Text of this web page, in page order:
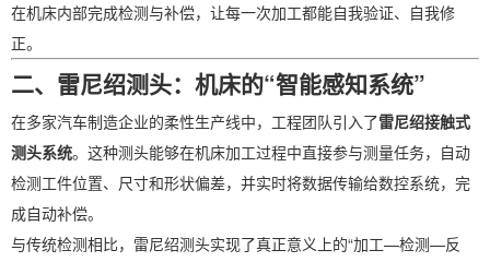
在机床内部完成检测与补偿，让每一次加工都能自我验证、自我修
正。
二、雷尼绍测头：机床的“智能感知系统”
在多家汽车制造企业的柔性生产线中，工程团队引入了雷尼绍接触式
测头系统。这种测头能够在机床加工过程中直接参与测量任务，自动
检测工件位置、尺寸和形状偏差，并实时将数据传输给数控系统，完
成自动补偿。
与传统检测相比，雷尼绍测头实现了真正意义上的“加工—检测—反